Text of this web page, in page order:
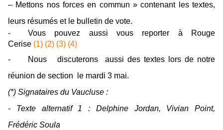
– Mettons nos forces en commun » contenant les textes,
leurs résumés et le bulletin de vote.
-
Vous pouvez aussi vous reporter à Rouge
Cerise (1) (2) (3) (4)
-
Nous discuterons aussi des textes lors de notre
réunion de section
le mardi 3 mai.
(*) Signataires du Vaucluse :
- Texte alternatif 1 : Delphine Jordan, Vivian Point,
Frédéric Soula